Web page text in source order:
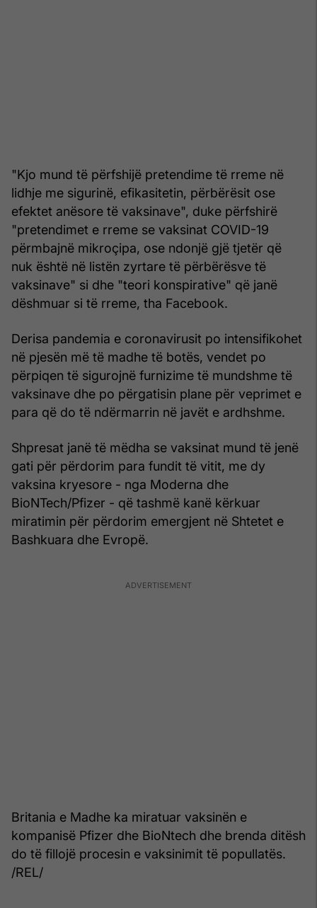
"Kjo mund të përfshijë pretendime të rreme në
lidhje me sigurinë, efikasitetin, përbërësit ose
efektet anësore të vaksinave", duke përfshirë
"pretendimet e rreme se vaksinat COVID-19
përmbajnë mikroçipa, ose ndonjë gjë tjetër që
nuk është në listën zyrtare të përbërësve të
vaksinave" si dhe "teori konspirative" që janë
dëshmuar si të rreme, tha Facebook.
Derisa pandemia e coronavirusit po intensifikohet
në pjesën më të madhe të botës, vendet po
përpiqen të sigurojnë furnizime të mundshme të
vaksinave dhe po përgatisin plane për veprimet e
para që do të ndërmarrin në javët e ardhshme.
Shpresat janë të mëdha se vaksinat mund të jenë
gati për përdorim para fundit të vitit, me dy
vaksina kryesore - nga Moderna dhe
BioNTech/Pfizer - që tashmë kanë kërkuar
miratimin për përdorim emergjent në Shtetet e
Bashkuara dhe Evropë.
Britania e Madhe ka miratuar vaksinën e
kompanisë Pfizer dhe BioNtech dhe brenda ditësh
do të fillojë procesin e vaksinimit të popullatës.
/REL/